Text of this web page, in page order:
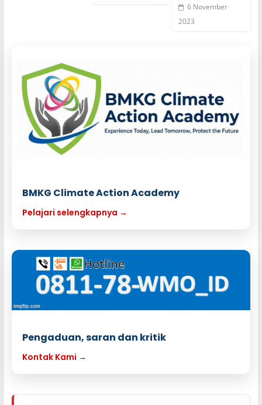
6 November
2023
BMKG Climate Action Academy
Pelajari selengkapnya →
Pengaduan, saran dan kritik
Kontak Kami →